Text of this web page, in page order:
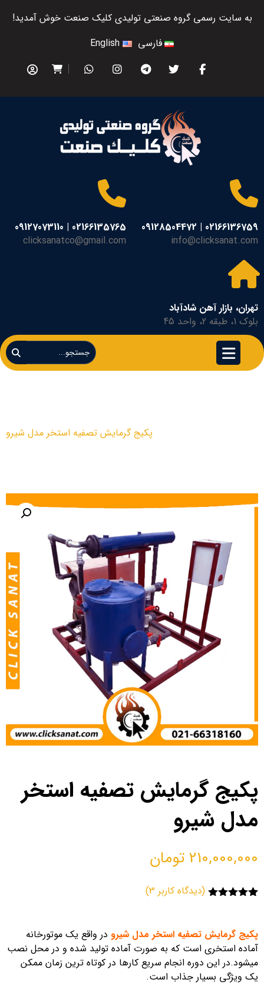
به سایت رسمی گروه صنعتی تولیدی کلیک صنعت خوش آمدید!
فارسی
English
02166136759 | 09128504472
info@clicksanat.com
02166135765 | 09127073110
clicksanatco@gmail.com
تهران، بازار آهن شادآباد
بلوک 1، طبقه 2، واحد 45
پکیج گرمایش تصفیه استخر مدل
پکیج گرمایش تصفیه استخر مدل شیرو
پکیج گرمایش تصفیه استخر
مدل شیرو
210,000,000تومان
(دیدگاه کاربر3
)
پکیج گرمایش تصفیه استخر مدل شیرو در واقع یک موتورخانه
آماده استخری است که به صورت آماده تولید شده و در محل نصب
میشود.در این دوره انجام سریع کارها در کوتاه ترین زمان ممکن
یک ویژگی بسیار جذاب است.